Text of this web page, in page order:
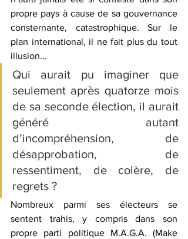
propre pays à cause de sa gouvernance
consternante, catastrophique. Sur le
plan international, il ne fait plus du tout
illusion…
Qui aurait pu imaginer que
seulement après quatorze mois
de sa seconde élection, il aurait
généré autant
d’incompréhension, de
désapprobation, de
ressentiment, de colère, de
regrets ?
Nombreux parmi ses électeurs se
sentent trahis, y compris dans son
propre parti politique M.A.G.A. (Make